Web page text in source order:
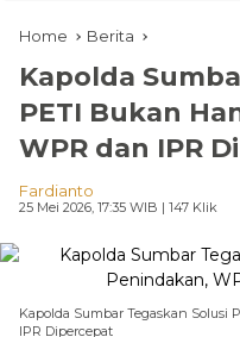
Home Berita
Kapolda
PETI Bukan
WPR dan IPR
Fardianto
25 Mei 2026, 17:35 WIB | 147 Klik
Kapolda Sumbar Tegaskan
IPR Dipercepat